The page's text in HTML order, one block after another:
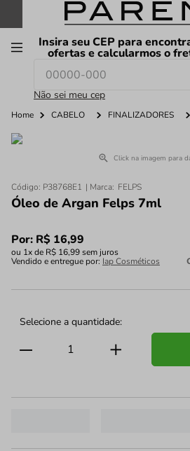
FRETE GRÁTIS nas compras
Insira seu CEP para
ofertas e calcularmos o
Não sei meu cep
O que você procura hoje?
Home CABELO FINALIZADORES
Click na imagem para
Código: P38768E1 FELPS
Óleo de Argan Felps 7ml
Por: R$ 16,99
ou 1x de R$ 16,99sem juros
Vendido e entregue por: Iap Cosméticos